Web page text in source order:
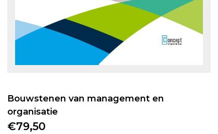
Bouwstenen van management en
organisatie
€79,50